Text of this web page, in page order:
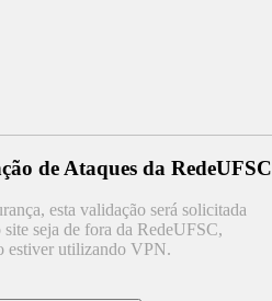
de Ataques da RedeUFSC
esta validação será solicitada
site seja de fora da RedeUFSC,
estiver utilizando VPN.